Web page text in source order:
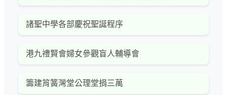
諸聖中學各部慶祝聖誕程序
港九禮賢會婦女參觀盲人輔導會
籌建筲簧灣堂公理堂捐三萬